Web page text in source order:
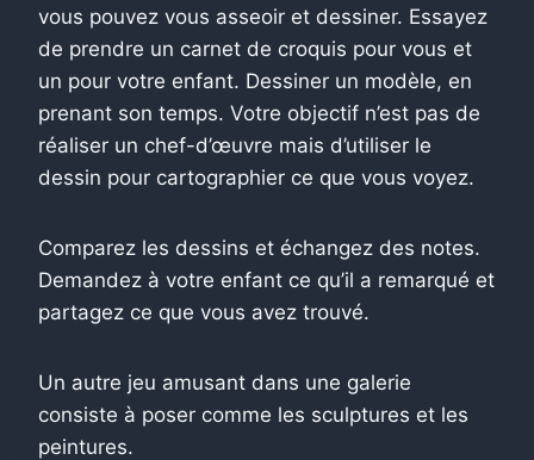
vous pouvez vous asseoir et dessiner. Essayez
de prendre un carnet de croquis pour vous et
un pour votre enfant. Dessiner un modèle, en
prenant son temps. Votre objectif n’est pas de
réaliser un chef-d’œuvre mais d’utiliser le
dessin pour cartographier ce que vous voyez.
Comparez les dessins et échangez des notes.
Demandez à votre enfant ce qu’il a remarqué et
partagez ce que vous avez trouvé.
Un autre jeu amusant dans une galerie
consiste à poser comme les sculptures et les
peintures.